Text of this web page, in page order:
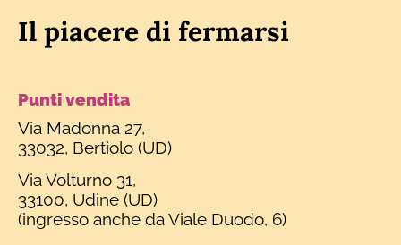
Il piacere di fermarsi
Punti vendita
Via Madonna 27,
33032, Bertiolo (UD)
Via Volturno 31,
33100, Udine (UD)
(ingresso anche da Viale Duodo, 6)